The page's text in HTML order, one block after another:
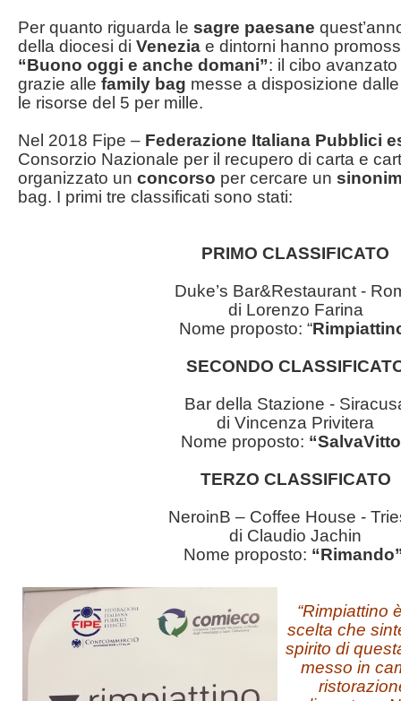
Per quanto riguarda le sagre paesane
della diocesi di Venezia e dintorni hanno
“Buono oggi e anche domani”: il cibo
grazie alle family bag messe a disposizione
le risorse del 5 per mille.
Nel 2018 Fipe – Federazione Italiana Pubblici
Consorzio Nazionale per il recupero di carta e
organizzato un concorso per cercare un
bag. I primi tre classificati sono stati:
PRIMO CLASSIFICATO
Duke’s Bar&Restaurant -
di Lorenzo Farina
Nome proposto: “
SECONDO
Bar della Stazione -
di Vincenza Privitera
Nome proposto:
TERZO CLASSIFICATO
NeroinB – Coffee House -
di Claudio Jachin
Nome proposto:
“Rimpiattino
scelta che
spirito di
messo in